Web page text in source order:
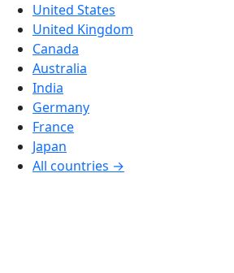
United States
United Kingdom
Canada
Australia
India
Germany
France
Japan
All countries →